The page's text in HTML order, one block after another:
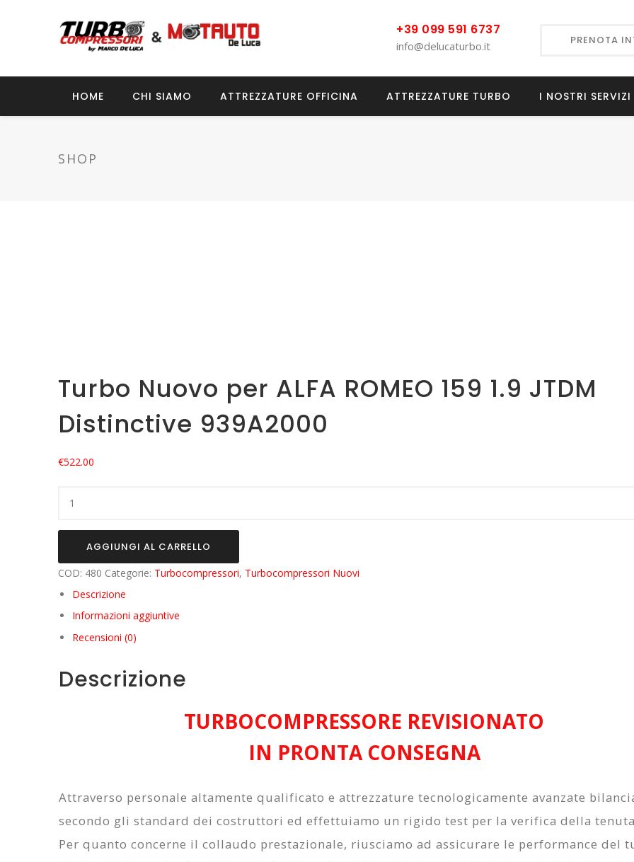
PRENOTA
+39 099 591 6737
info@delucaturbo.it
HOME CHI SIAMO ATTREZZATURE OFFICINA ATTREZZATURE TURBO I NOSTRI SERVIZI
SHOP
Turbo Nuovo per ALFA ROMEO 159 1.9 JTDM
Distinctive 939A2000
€522.00
per
ROMEO
159
1.9
JTDM
939A2000
AGGIUNGI AL CARRELLO
COD: 480 Categorie: Turbocompressori, Turbocompressori Nuovi
Descrizione
Informazioni aggiuntive
Recensioni (0)
Descrizione
TURBOCOMPRESSORE REVISIONATO
IN PRONTA CONSEGNA
Attraverso personale altamente qualificato e attrezzature tecnologicamente avanzate
secondo gli standard dei costruttori ed effettuiamo un rigido test per la verifica della
Per quanto concerne il collaudo prestazionale, riusciamo ad assicurare le performance del